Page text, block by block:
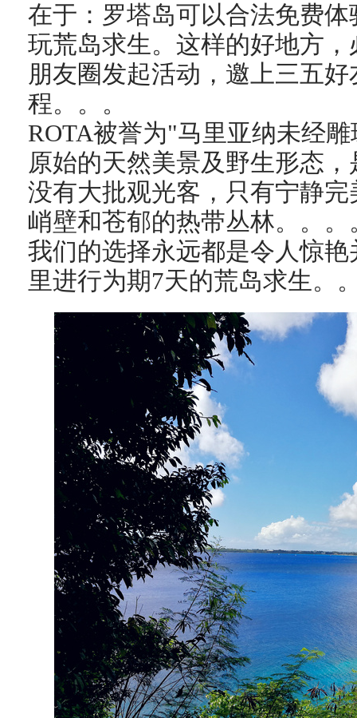
在于：罗塔岛可以合法免费
玩荒岛求生。这样的好地方
朋友圈发起活动，邀上三五
程。。。
ROTA被誉为"马里亚纳未经
原始的天然美景及野生形态
没有大批观光客，只有宁静
峭壁和苍郁的热带丛林。。。
我们的选择永远都是令人惊
里进行为期7天的荒岛求生。